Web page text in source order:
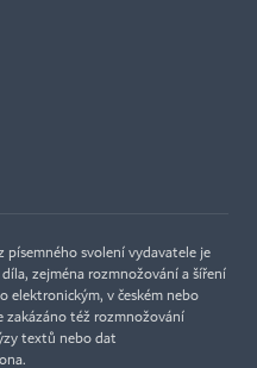
písemného svolení vydavatele je
zejména rozmnožování a šíření
elektronickým, v českém nebo
zakázáno též rozmnožování
textů nebo dat